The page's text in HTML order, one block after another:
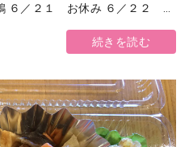
６／２１ お休み ６／２２ ...
続きを読む